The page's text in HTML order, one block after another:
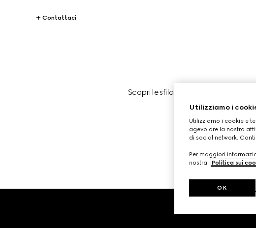
Contattaci
Scopri le sfilate Gucci in location
Maison,
Utilizziamo i
Utilizziamo i cookie e
agevolare la nostra
di social network.
Per maggiori
nostra
Politica sui
OK